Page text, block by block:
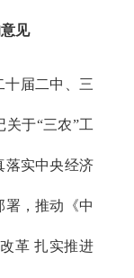
见
十届二中、三
于“三农”工
落实中央经济
署，推动《中
革 扎实推进